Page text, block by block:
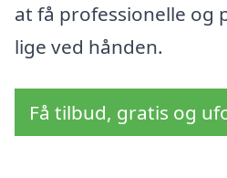
at få professionelle og
lige ved hånden.
Få tilbud, gratis og